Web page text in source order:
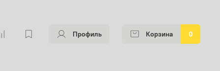
Профиль Корзина 0